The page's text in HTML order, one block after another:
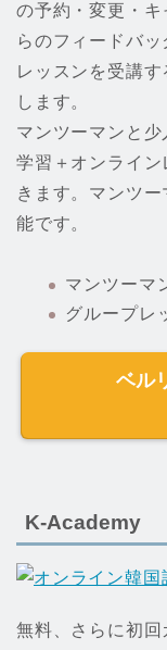
の予約・変更・
らのフィードバッ
レッスンを受講
します。
マンツーマンと
学習＋オンライ
きます。マンツ
能です。
マンツーマ
グループレ
ベル
K-Academy
無料、さらに初